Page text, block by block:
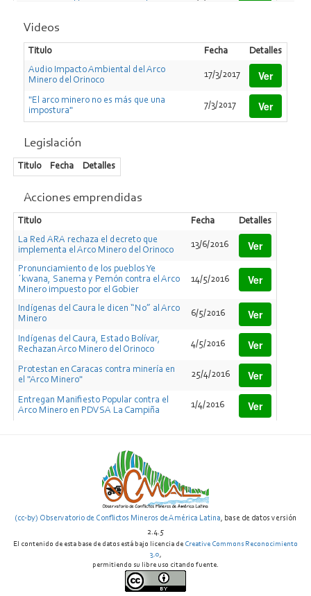
Ver
Videos
Titulo Fecha
Detalles
Audio Impacto Ambiental del Arco
Minero del Orinoco
17/3/2017 Ver
"El arco minero no es más que una
impostura"
7/3/2017 Ver
Legislación
Titulo Fecha Detalles
Acciones emprendidas
Titulo Fecha
Detalles
La Red ARA rechaza el decreto que
implementa el Arco Minero del Orinoco
13/6/2016 Ver
Pronunciamiento de los pueblos Ye
´kwana, Sanema y Pemón contra el Arco
Minero impuesto por el Gobier
14/5/2016 Ver
Indígenas del Caura le dicen “No” al Arco
Minero
6/5/2016 Ver
Indígenas del Caura, Estado Bolívar,
Rechazan Arco Minero del Orinoco
4/5/2016 Ver
Protestan en Caracas contra minería en
el "Arco Minero"
25/4/2016 Ver
Entregan Manifiesto Popular contra el
Arco Minero en PDVSA La Campiña
1/4/2016 Ver
(cc-by) Observatorio de Conflictos Mineros de América Latina, base de datos versión
2.4.5
El contenido de esta base de datos está bajo licencia de Creative Commons Reconocimiento
3.0,
permitiendo su libre uso citando fuente.